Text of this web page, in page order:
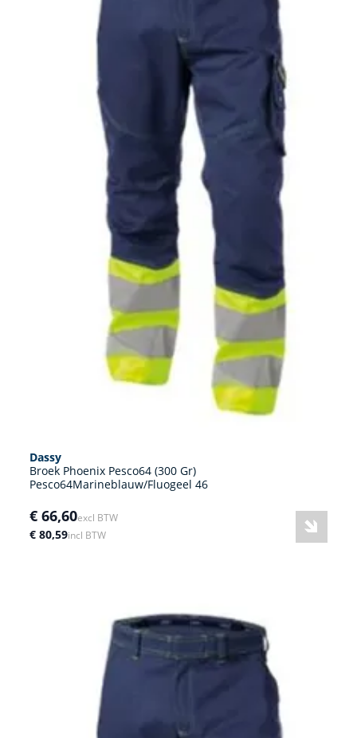
Dassy
Broek Phoenix Pesco64 (300 Gr)
Pesco64Marineblauw/Fluogeel 46
€ 66,60excl BTW
€ 80,59incl BTW